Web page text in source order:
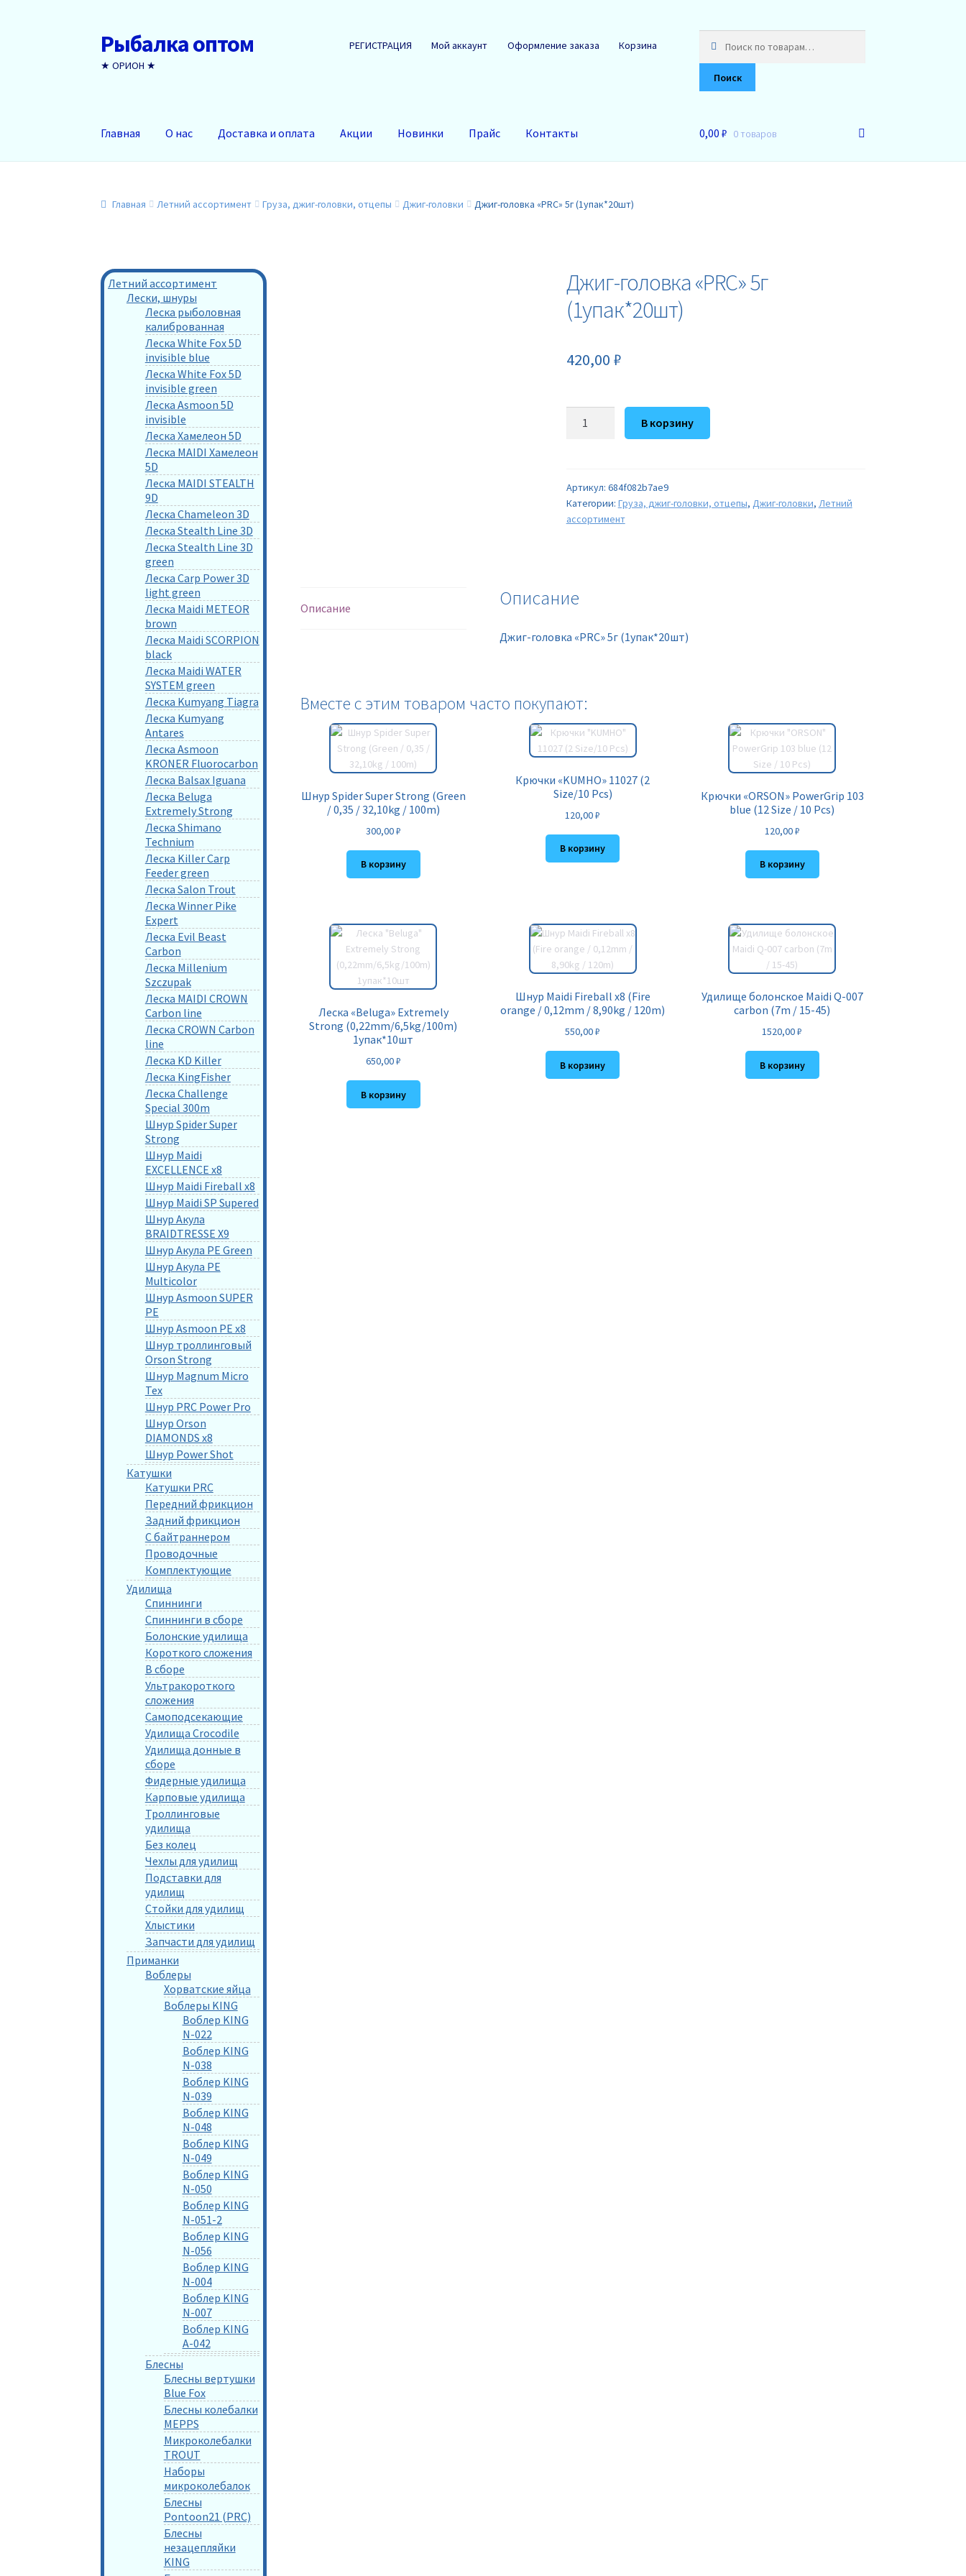
Перейти
к
навигации
Перейти
к
содержимому
Рыбалка оптом
★ ОРИОН ★
РЕГИСТРАЦИЯ Мой аккаунт Оформление заказа Корзина
Поиск
Главная О нас Доставка и оплата Акции Новинки Прайс Контакты 0,00 ₽ 0 товаров
Главная Летний ассортимент Груза, джиг-головки, отцепы Джиг-головки Джиг-головка «PRC» 5г (1упак*20шт)
Джиг-головка «PRC» 5г
(1упак*20шт)
420,00 ₽
Количество
"PRC"
5г
(1упак*20шт)
В корзину
Артикул: 684f082b7ae9
Категории: Груза, джиг-головки, отцепы, Джиг-головки, Летний
ассортимент
Описание Описание
Джиг-головка «PRC» 5г (1упак*20шт)
Вместе с этим товаром часто покупают:
Шнур Spider Super Strong (Green
/ 0,35 / 32,10kg / 100m)
300,00₽
В корзину
Крючки «KUMHO» 11027 (2
Size/10 Pcs)
120,00₽
В корзину
Крючки «ORSON» PowerGrip 103
blue (12 Size / 10 Pcs)
120,00₽
В корзину
Леска «Beluga» Extremely
Strong (0,22mm/6,5kg/100m)
1упак*10шт
650,00₽
В корзину
Шнур Maidi Fireball x8 (Fire
orange / 0,12mm / 8,90kg / 120m)
550,00₽
В корзину
Удилище болонское Maidi Q-007
carbon (7m / 15-45)
1520,00₽
В корзину
Летний ассортимент
Лески, шнуры
Леска рыболовная
калиброванная
Леска White Fox 5D
invisible blue
Леска White Fox 5D
invisible green
Леска Asmoon 5D
invisible
Леска Хамелеон 5D
Леска MAIDI Хамелеон
5D
Леска MAIDI STEALTH
9D
Леска Chameleon 3D
Леска Stealth Line 3D
Леска Stealth Line 3D
green
Леска Carp Power 3D
light green
Леска Maidi METEOR
brown
Леска Maidi SCORPION
black
Леска Maidi WATER
SYSTEM green
Леска Kumyang Tiagra
Леска Kumyang
Antares
Леска Asmoon
KRONER Fluorocarbon
Леска Balsax Iguana
Леска Beluga
Extremely Strong
Леска Shimano
Technium
Леска Killer Carp
Feeder green
Леска Salon Trout
Леска Winner Pike
Expert
Леска Evil Beast
Carbon
Леска Millenium
Szczupak
Леска MAIDI CROWN
Carbon line
Леска CROWN Carbon
line
Леска KD Killer
Леска KingFisher
Леска Challenge
Special 300m
Шнур Spider Super
Strong
Шнур Maidi
EXCELLENCE x8
Шнур Maidi Fireball x8
Шнур Maidi SP Supered
Шнур Акула
BRAIDTRESSE X9
Шнур Акула PE Green
Шнур Акула PE
Multicolor
Шнур Asmoon SUPER
PE
Шнур Asmoon PE x8
Шнур троллинговый
Orson Strong
Шнур Magnum Micro
Tex
Шнур PRC Power Pro
Шнур Orson
DIAMONDS x8
Шнур Power Shot
Катушки
Катушки PRC
Передний фрикцион
Задний фрикцион
С байтраннером
Проводочные
Комплектующие
Удилища
Спиннинги
Спиннинги в сборе
Болонские удилища
Короткого сложения
В сборе
Ультракороткого
сложения
Самоподсекающие
Удилища Crocodile
Удилища донные в
сборе
Фидерные удилища
Карповые удилища
Троллинговые
удилища
Без колец
Чехлы для удилищ
Подставки для
удилищ
Стойки для удилищ
Хлыстики
Запчасти для удилищ
Приманки
Воблеры
Хорватские яйца
Воблеры KING
Воблер KING
N-022
Воблер KING
N-038
Воблер KING
N-039
Воблер KING
N-048
Воблер KING
N-049
Воблер KING
N-050
Воблер KING
N-051-2
Воблер KING
N-056
Воблер KING
N-004
Воблер KING
N-007
Воблер KING
A-042
Блесны
Блесны вертушки
Blue Fox
Блесны колебалки
MEPPS
Микроколебалки
TROUT
Наборы
микроколебалок
Блесны
Pontoon21 (PRC)
Блесны
незацепляйки
KING